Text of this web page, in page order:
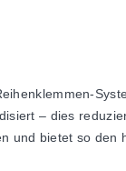
– dies
und bietet so den